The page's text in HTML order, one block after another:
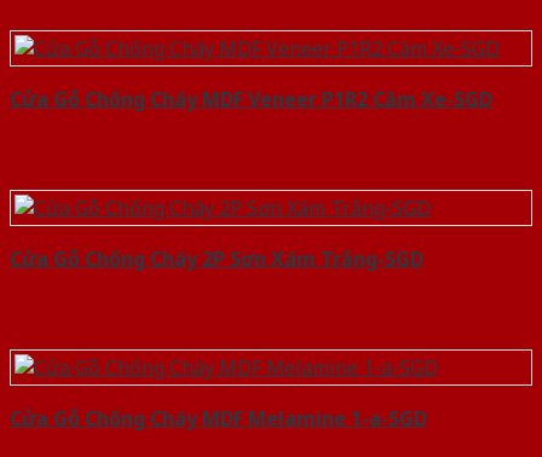
Cửa Gỗ Chống Cháy MDF Veneer P1R2 Căm Xe-SGD
Cửa Gỗ Chống Cháy 2P Sơn Xám Trắng-SGD
Cửa Gỗ Chống Cháy MDF Melamine 1-a-SGD